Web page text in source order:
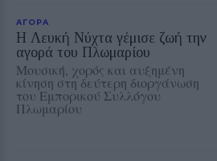
ΑΓΟΡΑ
Η Λευκή Νύχτα γέμισε ζωή την
αγορά του Πλωμαρίου
Μουσική, χορός και αυξημένη
κίνηση στη δεύτερη διοργάνωση
του Εμπορικού Συλλόγου
Πλωμαρίου